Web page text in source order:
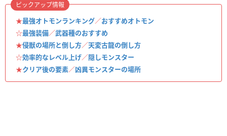
★最強オトモンランキング／おすすめオトモン
☆最強装備／武器種のおすすめ
★侵獣の場所と倒し方／天変古龍の倒し方
☆効率的なレベル上げ／隠しモンスター
★クリア後の要素／凶異モンスターの場所
ピックアップ情報